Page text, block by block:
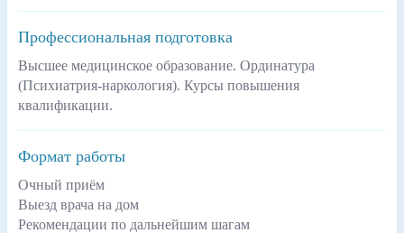
Профессиональная подготовка
Высшее медицинское образование. Ординатура
(Психиатрия-наркология). Курсы повышения
квалификации.
Формат работы
Очный приём
Выезд врача на дом
Рекомендации по дальнейшим шагам